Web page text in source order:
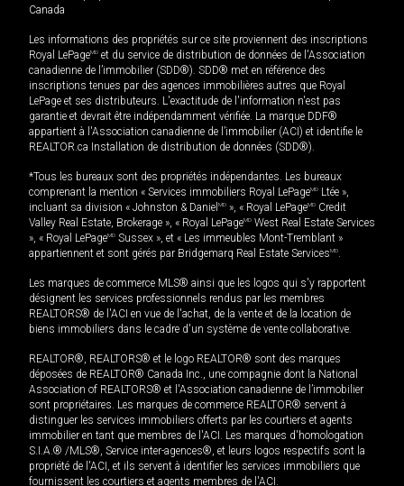
Canada
Les informations des propriétés sur ce site proviennent des inscriptions
Royal LePageMD et du service de distribution de données de l'Association
canadienne de l’immobilier (SDD®). SDD® met en référence des
inscriptions tenues par des agences immobilières autres que Royal
LePage et ses distributeurs. L'exactitude de l'information n'est pas
garantie et devrait être indépendamment vérifiée. La marque DDF®
appartient à l'Association canadienne de l’immobilier (ACI) et identifie le
REALTOR.ca Installation de distribution de données (SDD®).
*Tous les bureaux sont des propriétés indépendantes. Les bureaux
comprenant la mention « Services immobiliers Royal LePageMD Ltée »,
incluant sa division « Johnston & Daniel MD », « Royal LePageMD Credit
Valley Real Estate, Brokerage », « Royal LePageMD West Real Estate Services
», « Royal LePageMD Sussex », et « Les immeubles Mont-Tremblant »
appartiennent et sont gérés par Bridgemarq Real Estate ServicesMD.
Les marques de commerce MLS® ainsi que les logos qui s'y rapportent
désignent les services professionnels rendus par les membres
REALTORS® de l'ACI en vue de l'achat, de la vente et de la location de
biens immobiliers dans le cadre d'un système de vente collaborative.
REALTOR®, REALTORS® et le logo REALTOR® sont des marques
déposées de REALTOR® Canada Inc., une compagnie dont la National
Association of REALTORS® et l'Association canadienne de l’immobilier
sont propriétaires. Les marques de commerce REALTOR® servent à
distinguer les services immobiliers offerts par les courtiers et agents
immobilier en tant que membres de l'ACI. Les marques d'homologation
S.I.A.® /MLS®, Service inter-agences®, et leurs logos respectifs sont la
propriété de l'ACI, et ils servent à identifier les services immobiliers que
fournissent les courtiers et agents membres de l'ACI.